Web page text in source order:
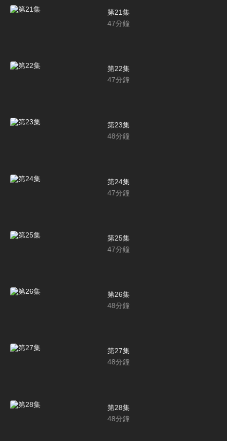
第21集
47分鐘
第22集
47分鐘
第23集
48分鐘
第24集
47分鐘
第25集
47分鐘
第26集
48分鐘
第27集
48分鐘
第28集
48分鐘